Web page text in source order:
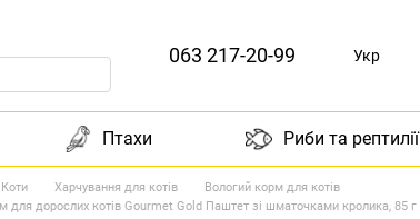
063 217-20-99 Укр
Птахи Риби та рептилії
Коти Харчування для котів
Вологий корм для котів
для дорослих котів Gourmet Gold Паштет зі шматочками кролика, 85 г